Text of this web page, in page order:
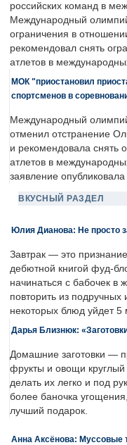
российских команд в
Международный
ограничения в
рекомендовал снять
атлетов в
МОК "приостановил
спортсменов в
Международный
отменил отстранение
и рекомендовала снять
атлетов в
заявление
ВКУСНЫЙ РАЗДЕЛ
Юлия Дианова: Не просто
Завтрак — это
дебютной книгой фуд-
начинаться с бабочек в
повторить из подручных
некоторых блюд уйдет 5
Дарья Близнюк:
Домашние заготовки —
фрукты и овощи
делать их легко и под
более баночка
лучший подарок.
Анна Аксёнова: Муссовые